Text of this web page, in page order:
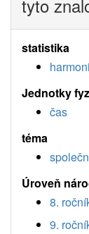
tyto
statistika
Jednotky
čas
téma
Úroveň
8.
9.